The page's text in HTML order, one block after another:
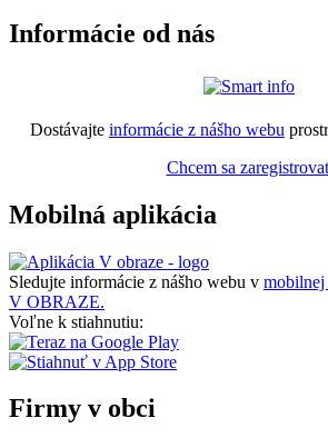
Informácie od nás
Dostávajte informácie z nášho webu
Chcem sa
Mobilná aplikácia
Sledujte informácie z nášho webu v
V OBRAZE.
Voľne k stiahnutiu:
Firmy v obci